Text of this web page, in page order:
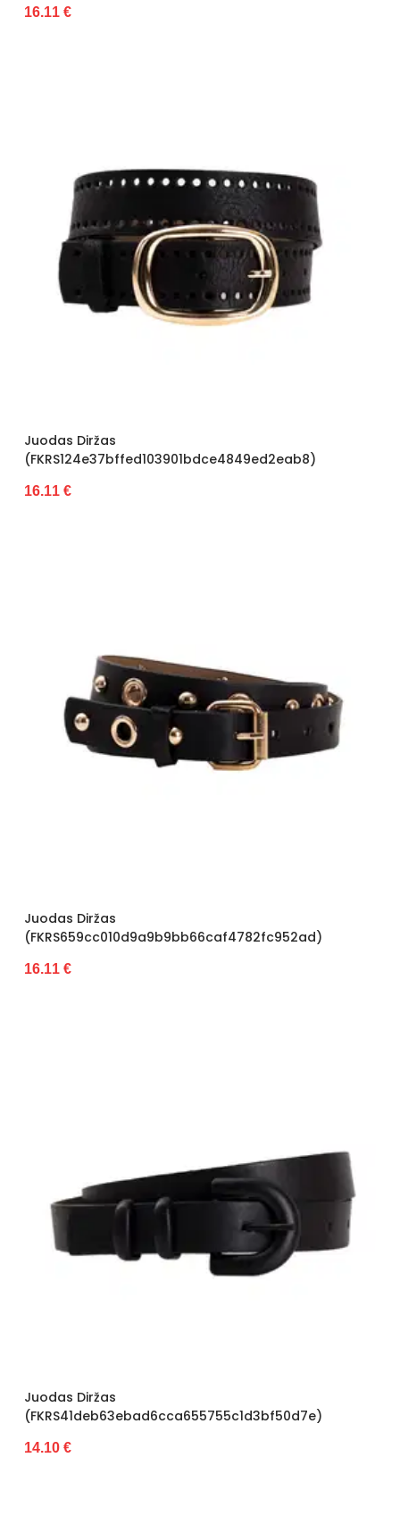
16.11 €
Juodas Diržas
(FKRS124e37bffed103901bdce4849ed2eab8)
16.11 €
Juodas Diržas
(FKRS659cc010d9a9b9bb66caf4782fc952ad)
16.11 €
Juodas Diržas
(FKRS41deb63ebad6cca655755c1d3bf50d7e)
14.10 €